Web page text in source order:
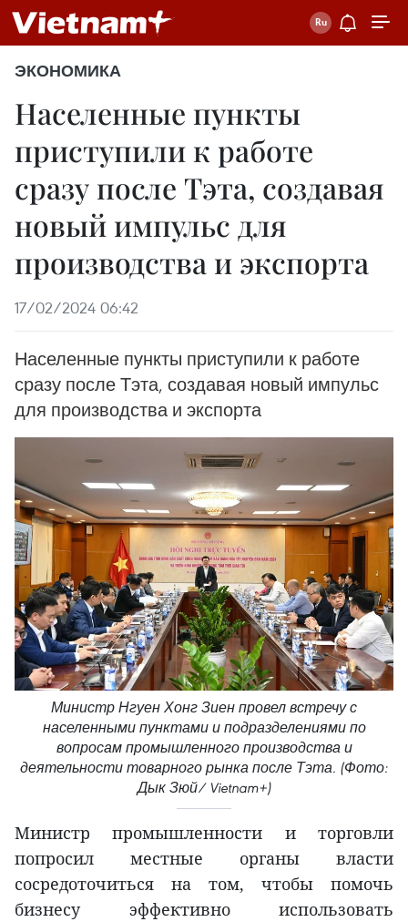
ЭКОНОМИКА
Населенные пункты
приступили к работе
сразу после Тэта, создавая
новый импульс для
производства и экспорта
17/02/2024 06:42
Населенные пункты приступили к работе
сразу после Тэта, создавая новый импульс
для производства и экспорта
Министр Нгуен Хонг Зиен провел встречу с
населенными пунктами и подразделениями по
вопросам промышленного производства и
деятельности товарного рынка после Тэта. (Фото:
Дык Зюй/ Vietnam+)
Министр промышленности и торговли
попросил местные органы власти
сосредоточиться на том, чтобы помочь
бизнесу эффективно использовать